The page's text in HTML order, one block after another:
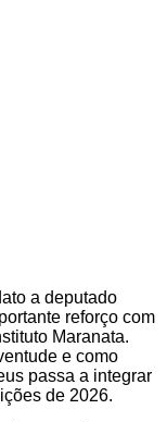
a deputado
reforço com
Maranata.
e como
passa a integrar
de 2026.